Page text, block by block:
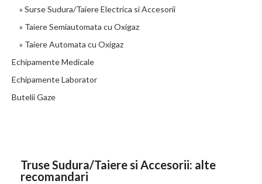
» Surse Sudura/Taiere Electrica si Accesorii
» Taiere Semiautomata cu Oxigaz
» Taiere Automata cu Oxigaz
Echipamente Medicale
Echipamente Laborator
Butelii Gaze
Truse Sudura/Taiere si Accesorii: alte
recomandari